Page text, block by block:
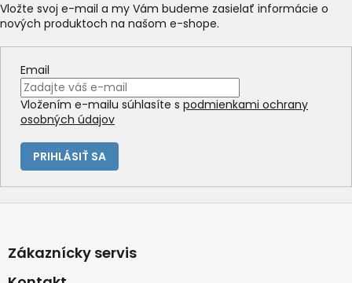
Vložte svoj e-mail a my Vám budeme zasielať informácie o
nových produktoch na našom e-shope.
Email
Vložením e-mailu súhlasíte s podmienkami ochrany
osobných údajov
PRIHLÁSIŤ SA
p
äZákaznícky servis